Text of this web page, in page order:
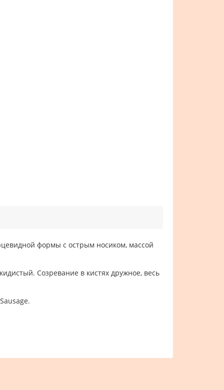
формы с острым носиком, массой
Созревание в кистях дружное, весь